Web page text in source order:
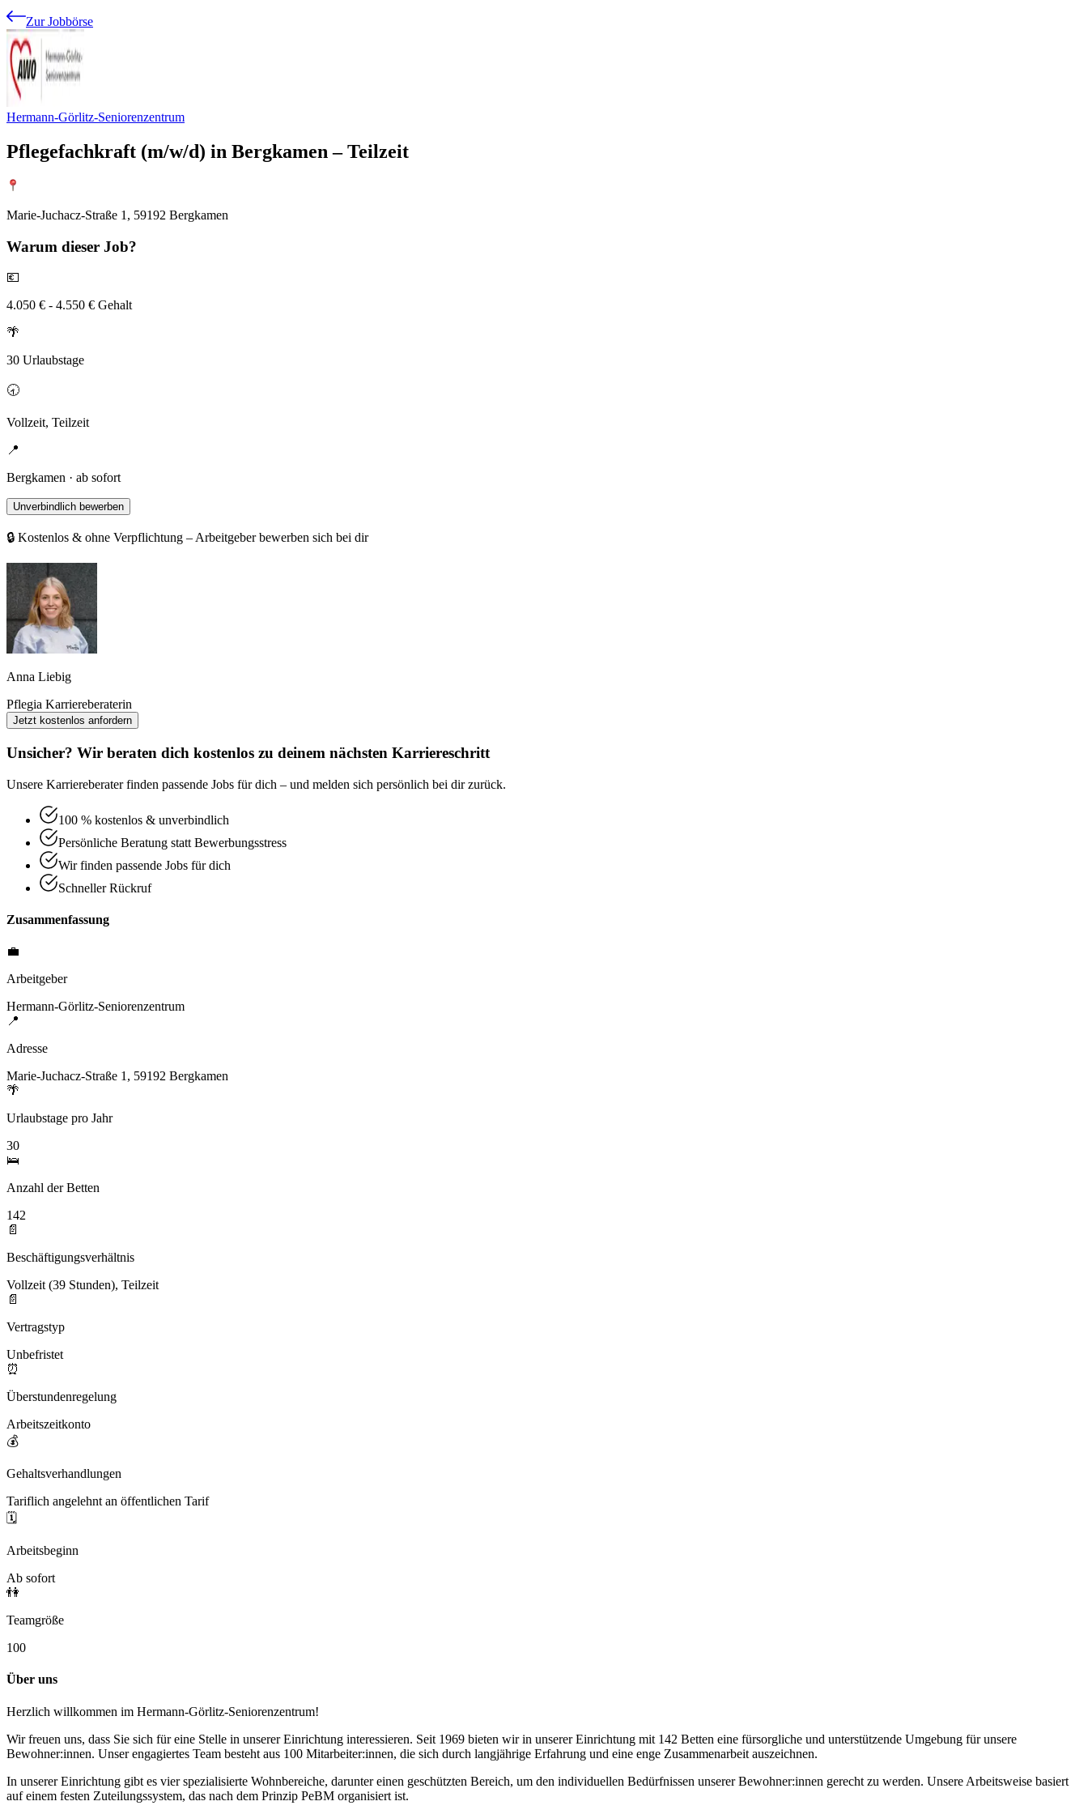
Zur Jobbörse
Hermann-Görlitz-Seniorenzentrum
Pflegefachkraft (m/w/d) in Bergkamen – Teilzeit
Marie-Juchacz-Straße 1, 59192 Bergkamen
Warum dieser Job?
💶
4.050 € - 4.550 € Gehalt
🌴
30 Urlaubstage
🕣
Vollzeit, Teilzeit
📍
Bergkamen · ab sofort
Unverbindlich bewerben
🔒 Kostenlos & ohne Verpflichtung – Arbeitgeber bewerben sich bei dir
Anna Liebig
Pflegia Karriereberaterin
Jetzt kostenlos anfordern
Unsicher? Wir beraten dich kostenlos zu deinem nächsten Karriereschritt
Unsere Karriereberater finden passende Jobs für dich – und melden sich persönlich bei dir zurück.
100 % kostenlos & unverbindlich
Persönliche Beratung statt Bewerbungsstress
Wir finden passende Jobs für dich
Schneller Rückruf
Zusammenfassung
💼
Arbeitgeber
Hermann-Görlitz-Seniorenzentrum
📍
Adresse
Marie-Juchacz-Straße 1, 59192 Bergkamen
🌴
Urlaubstage pro Jahr
30
🛌
Anzahl der Betten
142
📄
Beschäftigungsverhältnis
Vollzeit (39 Stunden), Teilzeit
📄
Vertragstyp
Unbefristet
⏰
Überstundenregelung
Arbeitszeitkonto
💰
Gehaltsverhandlungen
Tariflich angelehnt an öffentlichen Tarif
🗓️
Arbeitsbeginn
Ab sofort
👫
Teamgröße
100
Über uns
Herzlich willkommen im Hermann-Görlitz-Seniorenzentrum!
Wir freuen uns, dass Sie sich für eine Stelle in unserer Einrichtung interessieren. Seit 1969 bieten wir in unserer Einrichtung mit 142 Betten eine fürsorgliche und unterstützende Umgebung für unsere
Bewohner:innen. Unser engagiertes Team besteht aus 100 Mitarbeiter:innen, die sich durch langjährige Erfahrung und eine enge Zusammenarbeit auszeichnen.
In unserer Einrichtung gibt es vier spezialisierte Wohnbereiche, darunter einen geschützten Bereich, um den individuellen Bedürfnissen unserer Bewohner:innen gerecht zu werden. Unsere Arbeitsweise basiert
auf einem festen Zuteilungssystem, das nach dem Prinzip PeBM organisiert ist.